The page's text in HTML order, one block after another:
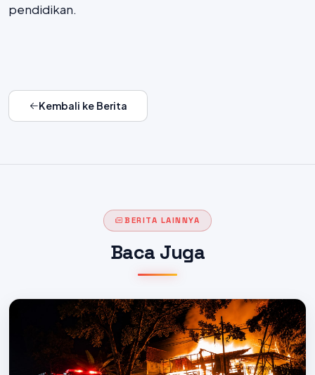
pendidikan.
Kembali ke Berita
BERITA LAINNYA
Baca Juga